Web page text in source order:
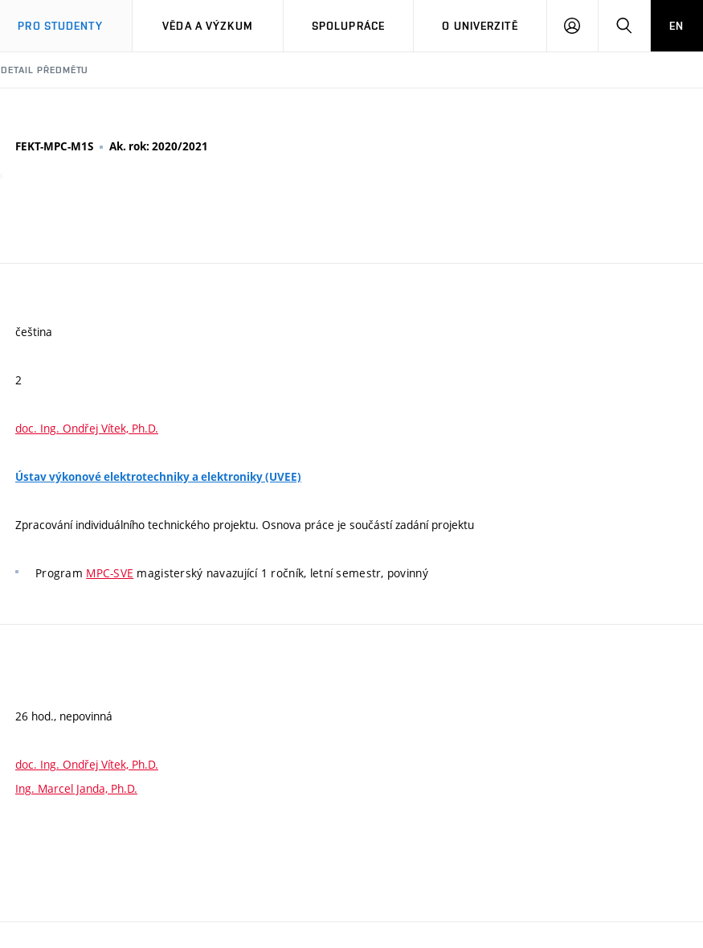
PRO STUDENTY VĚDA A VÝZKUM SPOLUPRÁCE O UNIVERZITĚ
PŘIHLÁSIT HLEDATEN
DETAIL PŘEDMĚTU
FEKT-MPC-M1S Ak. rok: 2020/2021
čeština
2
doc. Ing. Ondřej Vítek, Ph.D.
Ústav výkonové elektrotechniky a elektroniky (UVEE)
Zpracování individuálního technického projektu. Osnova práce je součástí zadání projektu
Program MPC-SVE magisterský navazující 1 ročník, letní semestr, povinný
26 hod., nepovinná
doc. Ing. Ondřej Vítek, Ph.D.
Ing. Marcel Janda, Ph.D.